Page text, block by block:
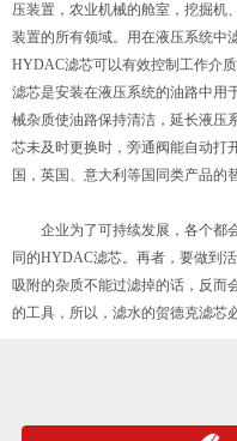
压装置，农业机械的舱室，挖掘机
装置的所有领域。用在液压系统中
HYDAC滤芯可以有效控制工作介
滤芯是安装在液压系统的油路中用
械杂质使油路保持清洁，延长液压
芯未及时更换时，旁通阀能自动打
国，英国、意大利等国同类产品的
企业为了可持续发展，各个都会
同的HYDAC滤芯。再者，要做到
吸附的杂质不能过滤掉的话，反而
的工具，所以，滤水的贺德克滤芯